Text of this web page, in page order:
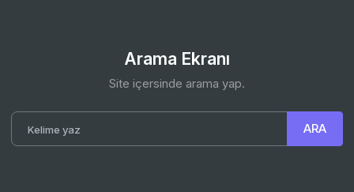
Arama Ekranı
Site içersinde arama yap.